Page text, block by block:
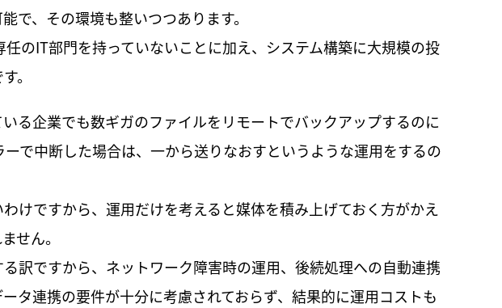
で、その環境も整いつつあります。
任のIT部門を持っていないことに加え、システム構築に大規模の投
。
る企業でも数ギガのファイルをリモートでバックアップするのに
で中断した場合は、一から送りなおすというような運用をするの
けですから、運用だけを考えると媒体を積み上げておく方がかえ
せん。
訳ですから、ネットワーク障害時の運用、後続処理への自動連携
タ連携の要件が十分に考慮されておらず、結果的に運用コストも